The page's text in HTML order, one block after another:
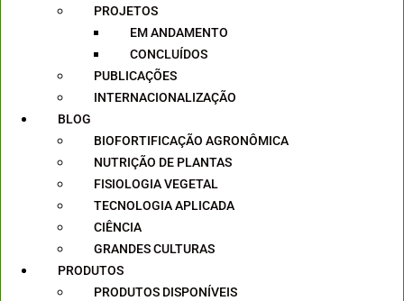
PROJETOS
EM ANDAMENTO
CONCLUÍDOS
PUBLICAÇÕES
INTERNACIONALIZAÇÃO
BLOG
BIOFORTIFICAÇÃO AGRONÔMICA
NUTRIÇÃO DE PLANTAS
FISIOLOGIA VEGETAL
TECNOLOGIA APLICADA
CIÊNCIA
GRANDES CULTURAS
PRODUTOS
PRODUTOS DISPONÍVEIS